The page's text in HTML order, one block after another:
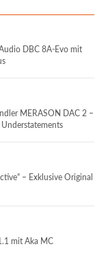
DBC 8A-Evo mit
MERASON DAC 2 –
Understatements
– Exklusive Original
mit Aka MC